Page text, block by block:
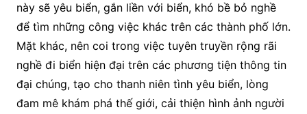
này sẽ yêu biển, gắn liền với biển, khó bề bỏ nghề
để tìm những công việc khác trên các thành phố lớn.
Mặt khác, nên coi trong việc tuyên truyền rộng rãi
nghề đi biển hiện đại trên các phương tiện thông tin
đại chúng, tạo cho thanh niên tình yêu biển, lòng
đam mê khám phá thế giới, cải thiện hình ảnh người